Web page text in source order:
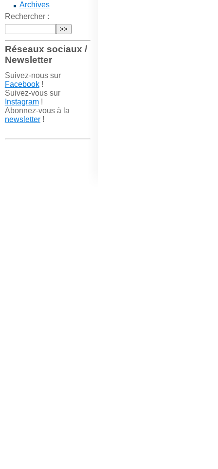
Archives
Rechercher :
Réseaux sociaux /
Newsletter
Suivez-nous sur
Facebook!
Suivez-vous sur
Instagram!
Abonnez-vous à la
newsletter!